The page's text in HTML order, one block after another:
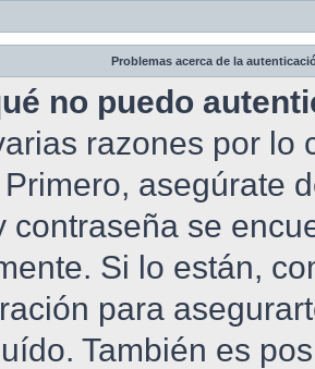
Problemas acerca de la
no puedo
razones por lo
asegúrate
contraseña se
Si lo están,
para
También es